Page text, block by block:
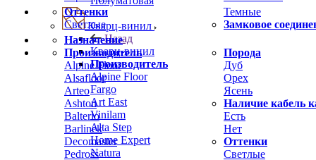
Оттенки
Светлые
Темные
Замковое
Назначение
Производитель
Alpine Floor
Alsafloor
Arteo
Ashton
Balterio
Barlinek
Decomaster
Pedross
Порода
Дуб
Орех
Ясень
Наличие кабель
Есть
Нет
Оттенки
Светлые
Кварц-винил
Назад
Кварц-винил
Производитель
Alpine Floor
Fargo
Art East
Vinilam
Alta Step
Home Expert
Natura